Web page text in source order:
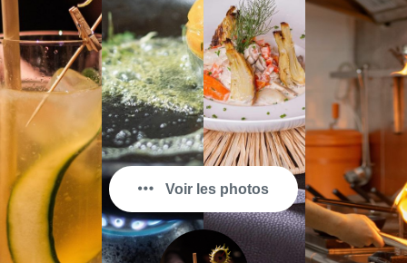
Voir les photos